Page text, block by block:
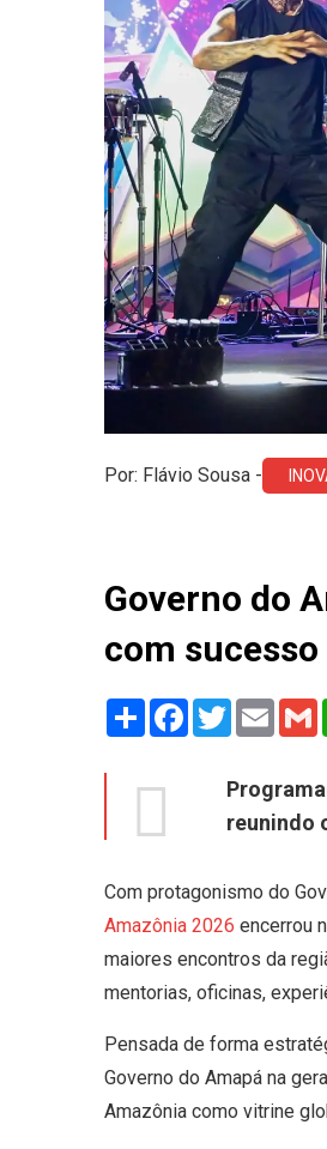
Por: Flávio Sousa -
Governo do
com
Share Facebook
TwitterEmail
reunindo
Com protagonismo do
Amazônia 2026 encerrou
maiores encontros da
mentorias, oficinas,
Pensada de forma
Governo do Amapá na
Amazônia como vitrine